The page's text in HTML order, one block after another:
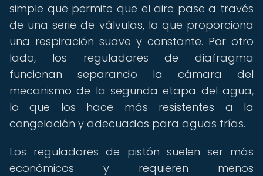
simple que permite que el aire pase a través
de una serie de válvulas, lo que proporciona
una respiración suave y constante. Por otro
lado, los reguladores de diafragma
funcionan separando la cámara del
mecanismo de la segunda etapa del agua,
lo que los hace más resistentes a la
congelación y adecuados para aguas frías.
Los reguladores de pistón suelen ser más
económicos y requieren menos